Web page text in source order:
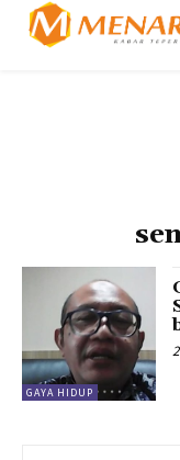
GAYA HIDUP